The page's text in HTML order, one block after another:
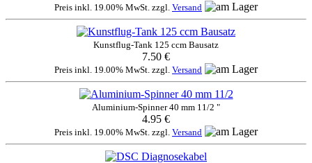
Preis inkl. 19.00% MwSt. zzgl. Versand
Kunstflug-Tank 125 ccm Bausatz
7.50 €
Preis inkl. 19.00% MwSt. zzgl. Versand
Aluminium-Spinner 40 mm 11/2 "
4.95 €
Preis inkl. 19.00% MwSt. zzgl. Versand